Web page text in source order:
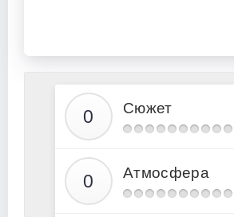
Сюжет
Атмосфера